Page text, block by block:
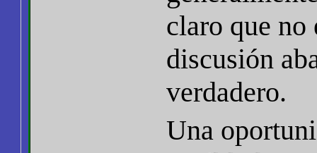
claro que no
discusión
verdadero.
Una